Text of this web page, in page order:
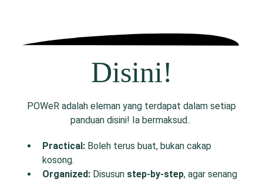
Disini!
POWeR adalah eleman yang terdapat dalam setiap
panduan disini! Ia bermaksud..
Practical: Boleh terus buat, bukan cakap
kosong.
Organized: Disusun step-by-step, agar senang